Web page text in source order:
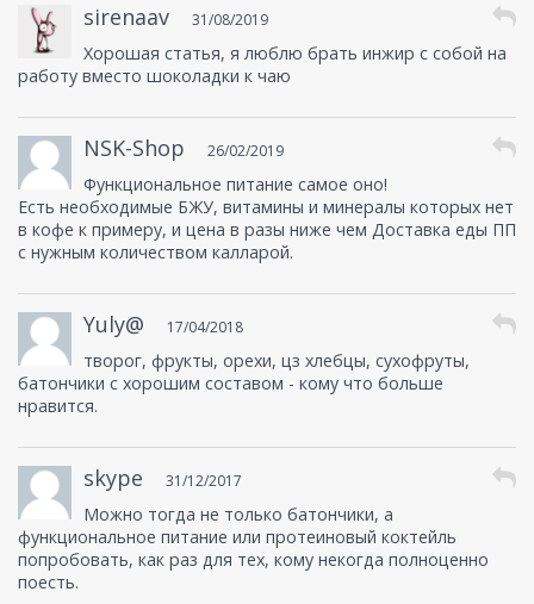
sirenaav 31/08/2019
Хорошая статья, я люблю брать инжир с собой на
работу вместо шоколадки к чаю
NSK-Shop 26/02/2019
Функциональное питание самое оно!
Есть необходимые БЖУ, витамины и минералы которых нет
в кофе к примеру, и цена в разы ниже чем Доставка еды ПП
с нужным количеством калларой.
Yuly@ 17/04/2018
творог, фрукты, орехи, цз хлебцы, сухофруты,
батончики с хорошим составом - кому что больше
нравится.
skype 31/12/2017
Можно тогда не только батончики, а
функциональное питание или протеиновый коктейль
попробовать, как раз для тех, кому некогда полноценно
поесть.